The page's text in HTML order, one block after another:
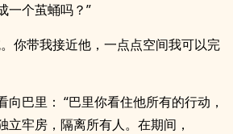
一个茧蛹吗？”
你带我接近他，一点点空间我可以完
向巴里： “巴里你看住他所有的行动，
立牢房，隔离所有人。在期间，